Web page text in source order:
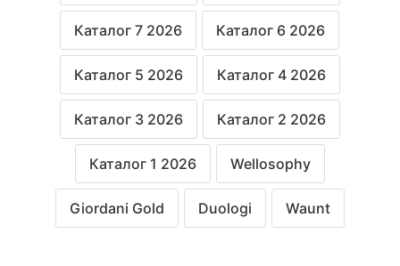
Каталог 7 2026 Каталог 6 2026
Каталог 5 2026 Каталог 4 2026
Каталог 3 2026 Каталог 2 2026
Каталог 1 2026 Wellosophy
Giordani Gold Duologi Waunt